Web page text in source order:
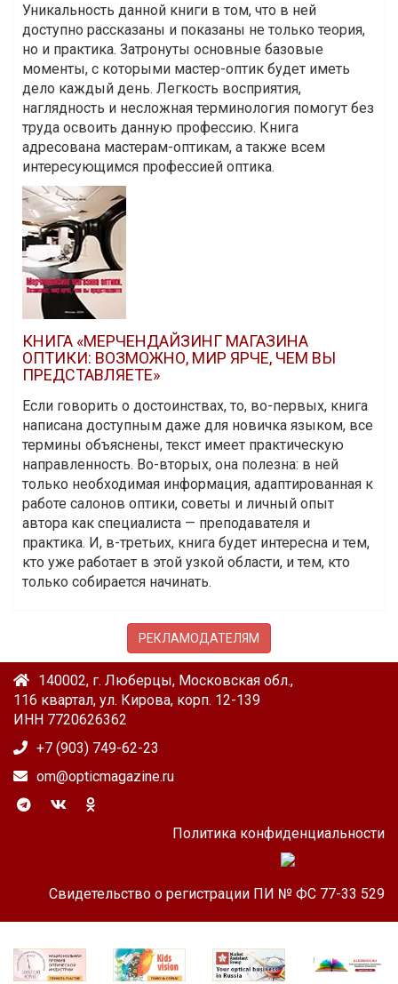
Уникальность данной книги в том, что в ней
доступно рассказаны и показаны не только теория,
но и практика. Затронуты основные базовые
моменты, с которыми мастер-оптик будет иметь
дело каждый день. Легкость восприятия,
наглядность и несложная терминология помогут без
труда освоить данную профессию. Книга
адресована мастерам-оптикам, а также всем
интересующимся профессией оптика.
КНИГА «МЕРЧЕНДАЙЗИНГ МАГАЗИНА
ОПТИКИ: ВОЗМОЖНО, МИР ЯРЧЕ, ЧЕМ ВЫ
ПРЕДСТАВЛЯЕТЕ»
Если говорить о достоинствах, то, во-первых, книга
написана доступным даже для новичка языком, все
термины объяснены, текст имеет практическую
направленность. Во-вторых, она полезна: в ней
только необходимая информация, адаптированная к
работе салонов оптики, советы и личный опыт
автора как специалиста — преподавателя и
практика. И, в-третьих, книга будет интересна и тем,
кто уже работает в этой узкой области, и тем, кто
только собирается начинать.
РЕКЛАМОДАТЕЛЯМ
140002, г. Люберцы, Московская обл.,
116 квартал, ул. Кирова, корп. 12-139
ИНН 7720626362
+7 (903) 749-62-23
om@opticmagazine.ru
Политика конфиденциальности
Свидетельство о регистрации ПИ № ФС 77-33 529